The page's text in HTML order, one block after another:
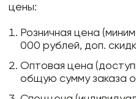
цены:
Розничная цена
000 рублей, доп.
Оптовая цена
общую сумму заказа